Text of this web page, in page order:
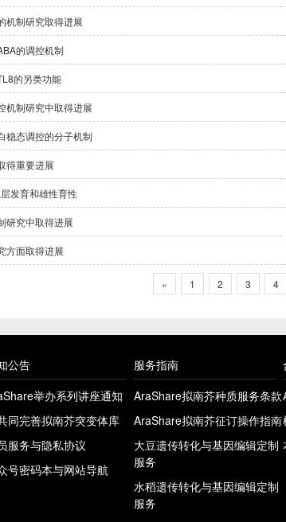
机制研究取得进展
的调控机制
的另类功能
机制研究中取得进展
稳态调控的分子机制
得重要进展
发育和雄性育性
研究中取得进展
方面取得进展
« 1 2 3 4
公告
举办系列讲座通知
同完善拟南芥突变体库
服务与隐私协议
号密码本与网站导航
服务指南
AraShare拟南芥种质服务条款
AraShare拟南芥征订操作指南
大豆遗传转化与基因编辑定制
服务
水稻遗传转化与基因编辑定制
服务